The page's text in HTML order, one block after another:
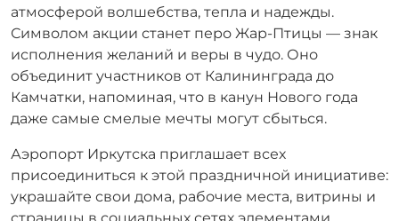
атмосферой волшебства, тепла и надежды.
Символом акции станет перо Жар-Птицы — знак
исполнения желаний и веры в чудо. Оно
объединит участников от Калининграда до
Камчатки, напоминая, что в канун Нового года
даже самые смелые мечты могут сбыться.
Аэропорт Иркутска приглашает всех
присоединиться к этой праздничной инициативе:
украшайте свои дома, рабочие места, витрины и